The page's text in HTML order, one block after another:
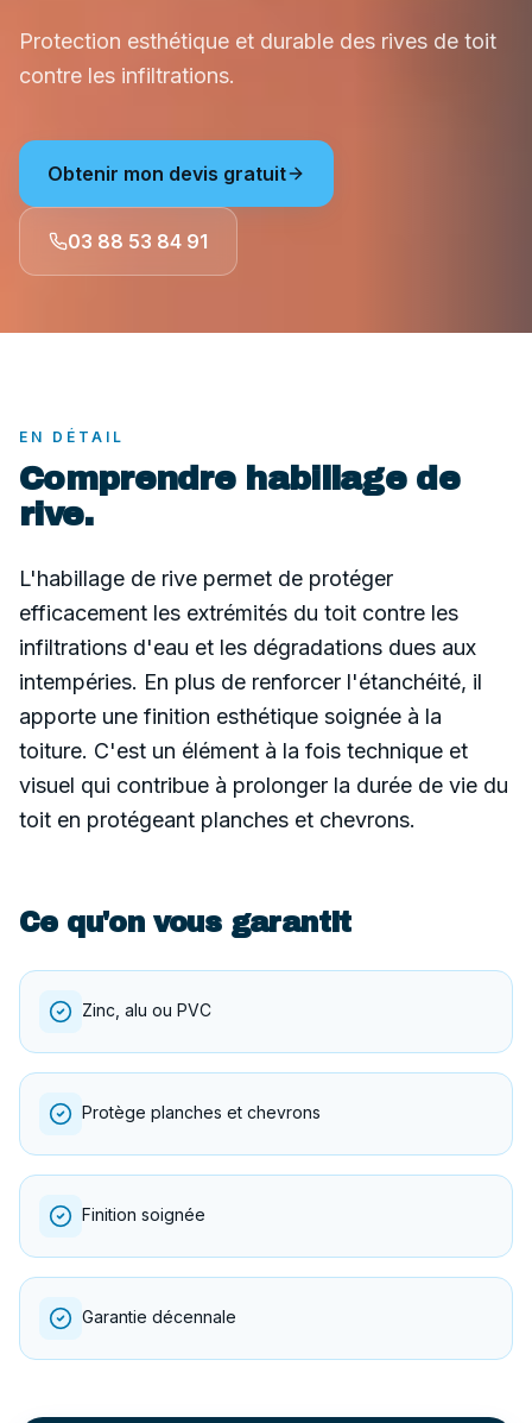
Protection esthétique et durable des rives de toit
contre les infiltrations.
Obtenir mon devis gratuit
03 88 53 84 91
EN DÉTAIL
Comprendre habillage de
rive.
L'habillage de rive permet de protéger
efficacement les extrémités du toit contre les
infiltrations d'eau et les dégradations dues aux
intempéries. En plus de renforcer l'étanchéité, il
apporte une finition esthétique soignée à la
toiture. C'est un élément à la fois technique et
visuel qui contribue à prolonger la durée de vie du
toit en protégeant planches et chevrons.
Ce qu'on vous garantit
Zinc, alu ou PVC
Protège planches et chevrons
Finition soignée
Garantie décennale